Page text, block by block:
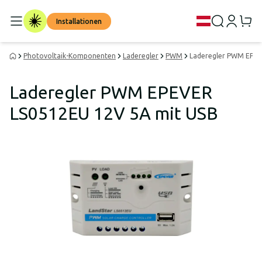
Installationen
Photovoltaik-Komponenten Laderegler PWM Laderegler PWM
Laderegler PWM EPEVER
LS0512EU 12V 5A mit USB